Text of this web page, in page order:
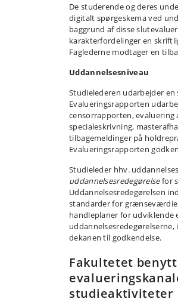
De studerende og deres
digitalt spørgeskema ved
baggrund af disse
karakterfordelinger en
Faglederne modtager en
Uddannelsesniveau
Studielederen udarbejder en
Evalueringsrapporten
censorrapporten,
specialeskrivning,
tilbagemeldinger på
Evalueringsrapporten
Studieleder hhv.
uddannelsesredegørelsefor
Uddannelsesredegørelsen
standarder for
handleplaner for
dekanen til godkendelse.
Fakultetet
studieaktiviteter